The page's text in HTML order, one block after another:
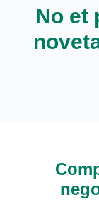
Cargando
contenido,
No et